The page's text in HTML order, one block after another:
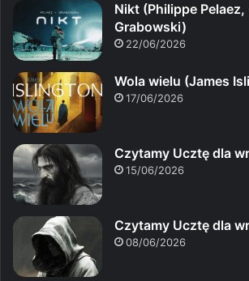
Nikt (Philippe Pelaez,
Grabowski)
22/06/2026
Wola wielu (James
17/06/2026
Czytamy Ucztę dla
15/06/2026
Czytamy Ucztę dla
08/06/2026